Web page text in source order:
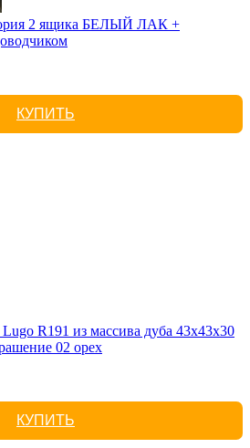
2 ящика БЕЛЫЙ ЛАК +
КУПИТЬ
R191 из массива дуба 43х43х30
02 орех
КУПИТЬ